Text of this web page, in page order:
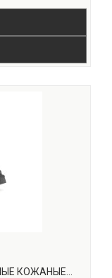
КОЖАНЫЕ...